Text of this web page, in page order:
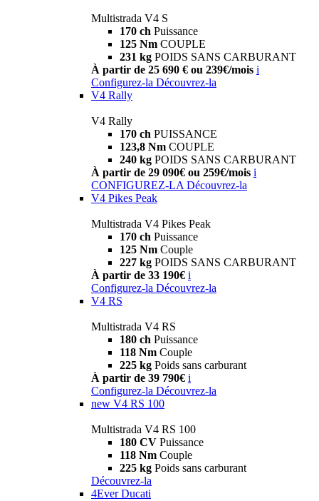
Multistrada V4 S
170 ch Puissance
125 Nm COUPLE
231 kg POIDS SANS CARBURANT
À partir de 25 690 € ou 239€/mois i
Configurez-la Découvrez-la
V4 Rally
V4 Rally
170 ch PUISSANCE
123,8 Nm COUPLE
240 kg POIDS SANS CARBURANT
À partir de 29 090€ ou 259€/mois i
CONFIGUREZ-LA Découvrez-la
V4 Pikes Peak
Multistrada V4 Pikes Peak
170 ch Puissance
125 Nm Couple
227 kg POIDS SANS CARBURANT
À partir de 33 190€ i
Configurez-la Découvrez-la
V4 RS
Multistrada V4 RS
180 ch Puissance
118 Nm Couple
225 kg Poids sans carburant
À partir de 39 790€ i
Configurez-la Découvrez-la
new V4 RS 100
Multistrada V4 RS 100
180 CV Puissance
118 Nm Couple
225 kg Poids sans carburant
Découvrez-la
4Ever Ducati